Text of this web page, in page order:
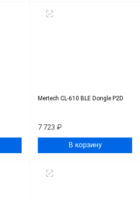
Mertech CL-610 BLE Dongle P2D
7 723 ₽
В корзину